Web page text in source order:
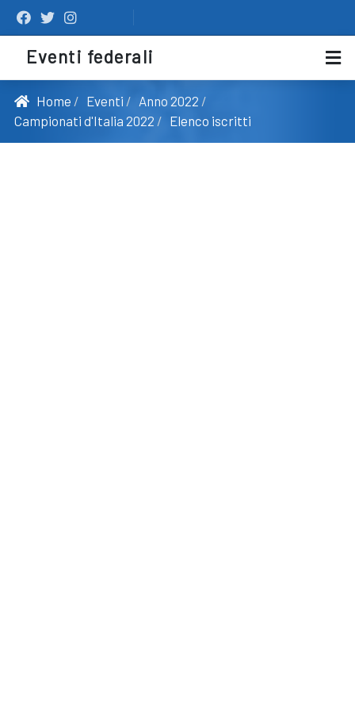
Eventi federali
Home Eventi
Anno 2022
Campionati d'Italia 2022
Elenco iscritti